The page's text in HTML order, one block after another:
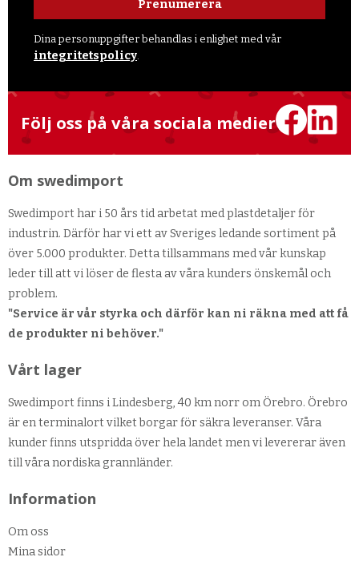
Prenumerera
Dina personuppgifter behandlas i enlighet med vår
integritetspolicy
Följ oss på våra sociala medier
Om swedimport
Swedimport har i 50 års tid arbetat med plastdetaljer för
industrin. Därför har vi ett av Sveriges ledande sortiment på
över 5.000 produkter. Detta tillsammans med vår kunskap
leder till att vi löser de flesta av våra kunders önskemål och
problem.
"Service är vår styrka och därför kan ni räkna med att få
de produkter ni behöver."
Vårt lager
Swedimport finns i Lindesberg, 40 km norr om Örebro. Örebro
är en terminalort vilket borgar för säkra leveranser. Våra
kunder finns utspridda över hela landet men vi levererar även
till våra nordiska grannländer.
Information
Om oss
Mina sidor